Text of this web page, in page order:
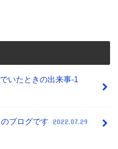
いたときの出来事-1
ブログです 2022.07.29